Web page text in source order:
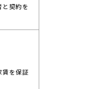
契約を
賃を保証